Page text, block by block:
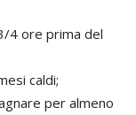
4 ore prima del
caldi;
per almeno